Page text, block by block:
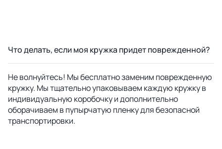
Что делать, если моя кружка придет поврежденной?
Не волнуйтесь! Мы бесплатно заменим поврежденную
кружку. Мы тщательно упаковываем каждую кружку в
индивидуальную коробочку и дополнительно
оборачиваем в пупырчатую пленку для безопасной
транспортировки.